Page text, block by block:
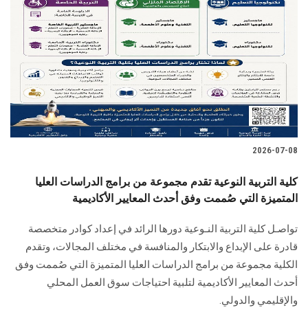
2026-07-08
كلية التربية النوعية تقدم مجموعة من برامج الدراسات العليا
المتميزة التي صُممت وفق أحدث المعايير الأكاديمية
تواصـل كلية التربية النـوعية دورها الرائد في إعداد كوادر متخصصة
قادرة على الإبداع والابتكار والمنافسة في مختلف المجالات، وتقدم
الكلية مجموعة من برامج الدراسات العليا المتميزة التي صُممت وفق
أحدث المعايير الأكاديمية لتلبية احتياجات سوق العمل المحلي
والإقليمي والدولي.